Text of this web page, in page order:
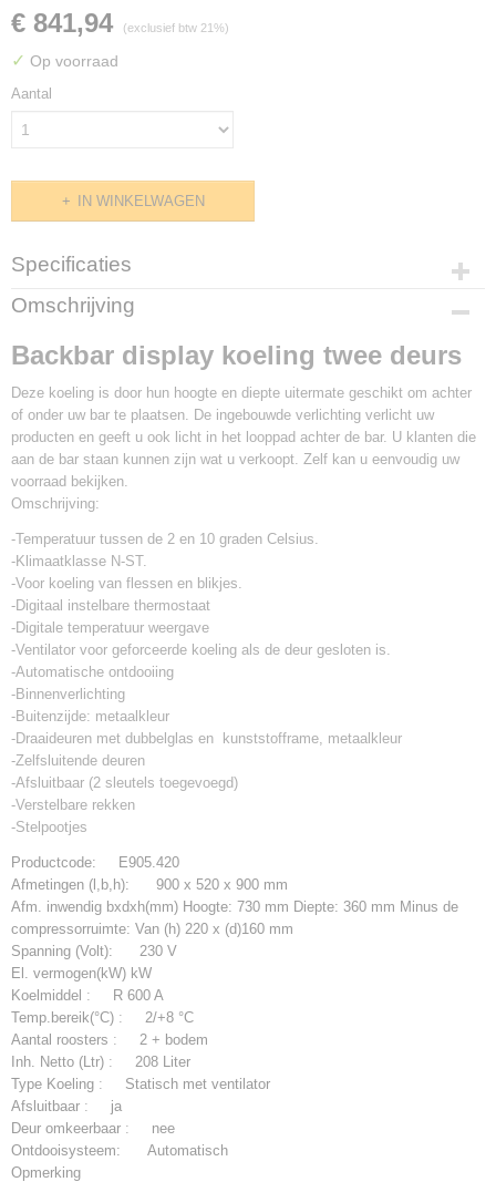
€ 841,94 (exclusief btw 21%)
✓ Op voorraad
Aantal
IN WINKELWAGEN
Specificaties
Productcode
Afmetingen (l,b,h)
Afm. inwendig bxdxh(mm)
Hoogte: 730 mm Diepte: 360 mm Minus de compressorruimte: Van (h)
220 x (d)160 mm
Spanning (Volt)
230 V
kW
Koelmiddel
R 600 A
Temp.bereik(°C)
2/+8 °C
Aantal roosters
2 + bodem
Inh. Netto (Ltr)
208 Liter
Type Koeling
Statisch met ventilator
Afsluitbaar
ja
Deur omkeerbaar
nee
Ontdooisysteem
Automatisch
Opmerking
Omschrijving
Backbar display koeling twee deurs
Deze koeling is door hun hoogte en diepte uitermate geschikt om achter
of onder uw bar te plaatsen. De ingebouwde verlichting verlicht uw
producten en geeft u ook licht in het looppad achter de bar. U klanten die
aan de bar staan kunnen zijn wat u verkoopt. Zelf kan u eenvoudig uw
voorraad bekijken.
Omschrijving:
-Temperatuur tussen de 2 en 10 graden Celsius.
-Klimaatklasse N-ST.
-Voor koeling van flessen en blikjes.
-Digitaal instelbare thermostaat
-Digitale temperatuur weergave
-Ventilator voor geforceerde koeling als de deur gesloten is.
-Automatische ontdooiing
-Binnenverlichting
-Buitenzijde: metaalkleur
-Draaideuren met dubbelglas en kunststofframe, metaalkleur
-Zelfsluitende deuren
-Afsluitbaar (2 sleutels toegevoegd)
-Verstelbare rekken
-Stelpootjes
Productcode:
E905.420
Afmetingen (l,b,h):
900 x 520 x 900 mm
Afm. inwendig bxdxh(mm) Hoogte: 730 mm Diepte: 360 mm Minus de
compressorruimte: Van (h) 220 x (d)160 mm
Spanning (Volt):
230 V
El. vermogen(kW) kW
Koelmiddel :
R 600 A
Temp.bereik(°C) : 2/+8 °C
Aantal roosters : 2 + bodem
Inh. Netto (Ltr) : 208 Liter
Type Koeling : Statisch met ventilator
Afsluitbaar : ja
Deur omkeerbaar : nee
Ontdooisysteem:
Automatisch
Opmerking